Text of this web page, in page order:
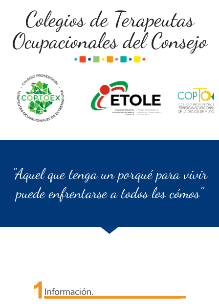
Colegios de Terapeutas
Ocupacionales del Consejo
"Aquel que tenga un porqué para vivir
puede enfrentarse a todos los cómos"